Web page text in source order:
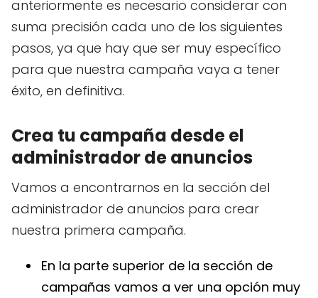
anteriormente es necesario considerar con
suma precisión cada uno de los siguientes
pasos, ya que hay que ser muy específico
para que nuestra campaña vaya a tener
éxito, en definitiva.
Crea tu campaña desde el
administrador de anuncios
Vamos a encontrarnos en la sección del
administrador de anuncios para crear
nuestra primera campaña.
En la parte superior de la sección de
campañas vamos a ver una opción muy